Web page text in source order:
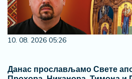
10. 08. 2026 05:26
Данас прослављамо Свете